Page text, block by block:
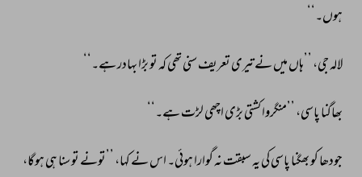
ہوں۔‘‘
لالہ جی، ’’ہاں میں نے تیری تعریف سنی تھی کہ تو بڑا بہادر ہے۔‘‘
بھاگنا پاسی، ’’منگروا کشتی بڑی اچھی لڑت ہے۔‘‘
جودھا کو بھگنا پاسی کی یہ سبقت نہ گوارا ہوئی۔ اس نے کہا، ’’تونے تو سنا ہی ہوگا،